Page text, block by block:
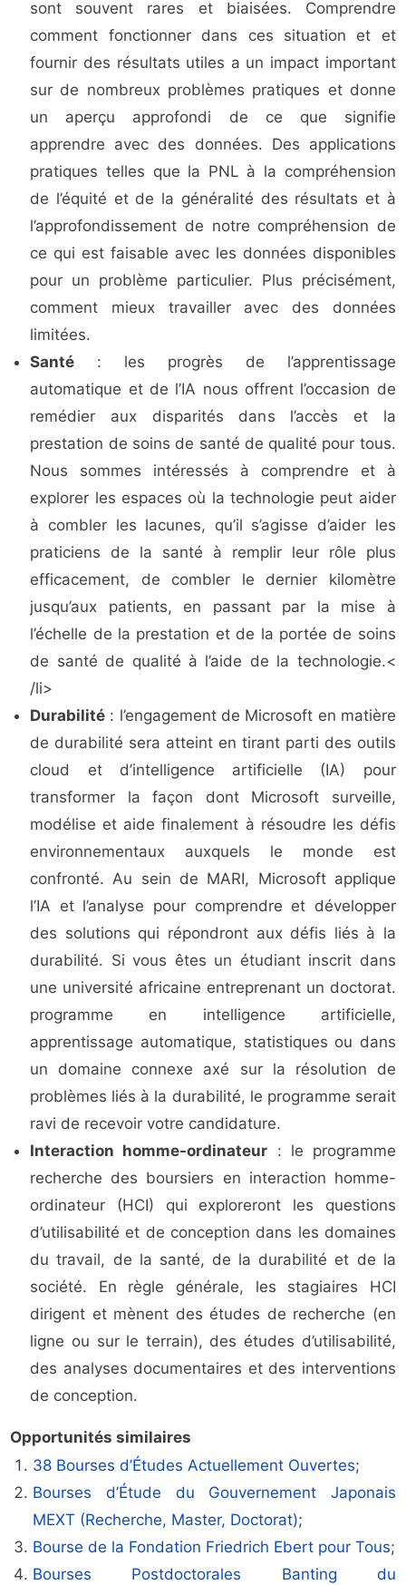
sont souvent rares et biaisées. Comprendre
comment fonctionner dans ces situation et et
fournir des résultats utiles a un impact important
sur de nombreux problèmes pratiques et donne
un aperçu approfondi de ce que signifie
apprendre avec des données. Des applications
pratiques telles que la PNL à la compréhension
de l’équité et de la généralité des résultats et à
l’approfondissement de notre compréhension de
ce qui est faisable avec les données disponibles
pour un problème particulier. Plus précisément,
comment mieux travailler avec des données
limitées.
Santé : les progrès de l’apprentissage
automatique et de l’IA nous offrent l’occasion de
remédier aux disparités dans l’accès et la
prestation de soins de santé de qualité pour tous.
Nous sommes intéressés à comprendre et à
explorer les espaces où la technologie peut aider
à combler les lacunes, qu’il s’agisse d’aider les
praticiens de la santé à remplir leur rôle plus
efficacement, de combler le dernier kilomètre
jusqu’aux patients, en passant par la mise à
l’échelle de la prestation et de la portée de soins
de santé de qualité à l’aide de la technologie.<
/li>
Durabilité : l’engagement de Microsoft en matière
de durabilité sera atteint en tirant parti des outils
cloud et d’intelligence artificielle (IA) pour
transformer la façon dont Microsoft surveille,
modélise et aide finalement à résoudre les défis
environnementaux auxquels le monde est
confronté. Au sein de MARI, Microsoft applique
l’IA et l’analyse pour comprendre et développer
des solutions qui répondront aux défis liés à la
durabilité. Si vous êtes un étudiant inscrit dans
une université africaine entreprenant un doctorat.
programme en intelligence artificielle,
apprentissage automatique, statistiques ou dans
un domaine connexe axé sur la résolution de
problèmes liés à la durabilité, le programme serait
ravi de recevoir votre candidature.​​
Interaction homme-ordinateur : le programme
recherche des boursiers en interaction homme-
ordinateur (HCI) qui exploreront les questions
d’utilisabilité et de conception dans les domaines
du travail, de la santé, de la durabilité et de la
société. En règle générale, les stagiaires HCI
dirigent et mènent des études de recherche (en
ligne ou sur le terrain), des études d’utilisabilité,
des analyses documentaires et des interventions
de conception.
Opportunités similaires
38 Bourses d’Études Actuellement Ouvertes;
Bourses d’Étude du Gouvernement Japonais
MEXT (Recherche, Master, Doctorat);
Bourse de la Fondation Friedrich Ebert pour Tous;
Bourses Postdoctorales Banting du